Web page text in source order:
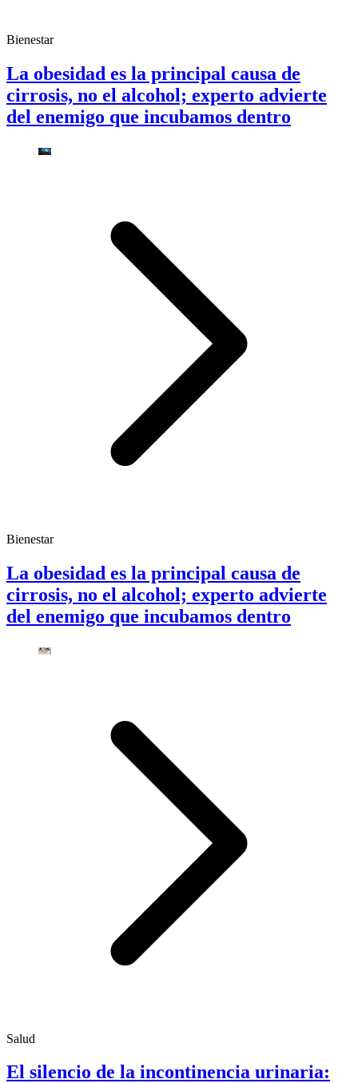
Bienestar
La obesidad es la principal causa de
cirrosis, no el alcohol; experto advierte
del enemigo que incubamos dentro
Bienestar
La obesidad es la principal causa de
cirrosis, no el alcohol; experto advierte
del enemigo que incubamos dentro
Salud
El silencio de la incontinencia urinaria: